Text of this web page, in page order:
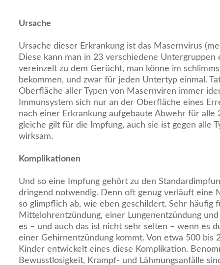
Ursache
Ursache dieser Erkrankung ist das Masernvirus
Diese kann man in 23 verschiedene
vereinzelt zu dem Gerücht, man könne im
bekommen, und zwar für jeden Untertyp einmal.
Oberfläche aller Typen von Masernviren immer
Immunsystem sich nur an der Oberfläche eines
nach einer Erkrankung aufgebaute Abwehr für alle
gleiche gilt für die Impfung, auch sie ist gegen alle
wirksam.
Komplikationen
Und so eine Impfung gehört zu den
dringend notwendig. Denn oft genug verläuft eine
so glimpflich ab, wie eben geschildert. Sehr häufig
Mittelohrentzündung, einer Lungenentzündung
es – und auch das ist nicht sehr selten – wenn es
einer Gehirnentzündung kommt. Von etwa 500 bis
Kinder entwickelt eines diese Komplikation.
Bewusstlosigkeit, Krampf- und Lähmungsanfälle